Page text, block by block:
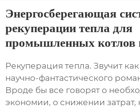
Энергосберегающая
рекуперации тепла для
промышленных котлов
Рекуперация тепла. Звучит как
научно-фантастического
Вроде бы все говорят о
экономии, о снижении затрат,